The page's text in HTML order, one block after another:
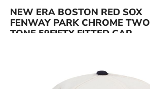
NEW ERA BOSTON RED SOX
FENWAY PARK CHROME TWO
TONE 59FIFTY FITTED CAP
Bildergalerie überspringen